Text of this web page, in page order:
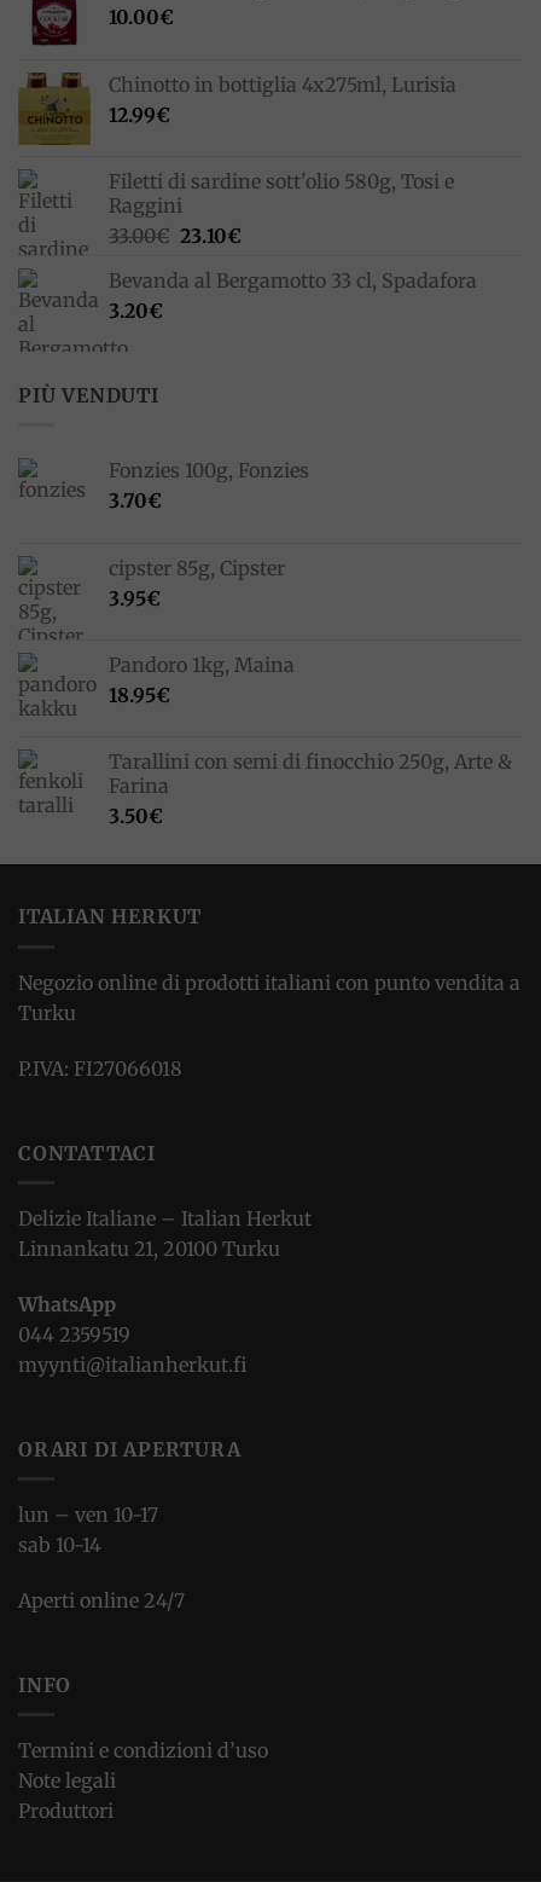
10.00€
Chinotto in bottiglia 4x275ml, Lurisia
12.99€
Filetti di sardine sott'olio 580g, Tosi e
Raggini
33.00€ Il
originale
23.10€Il
attuale
Bevanda al Bergamotto 33 cl, Spadafora
3.20€
PIÙ VENDUTI
Fonzies 100g, Fonzies
3.70€
cipster 85g, Cipster
3.95€
Pandoro 1kg, Maina
18.95€
Tarallini con semi di finocchio 250g, Arte &
Farina
3.50€
ITALIAN HERKUT
Negozio online di prodotti italiani con punto vendita a
Turku
P.IVA: FI27066018
CONTATTACI
Delizie Italiane – Italian Herkut
Linnankatu 21, 20100 Turku
WhatsApp
044 2359519
myynti@italianherkut.fi
ORARI DI APERTURA
lun – ven 10-17
sab 10-14
Aperti online 24/7
INFO
Termini e condizioni d’uso
Note legali
Produttori